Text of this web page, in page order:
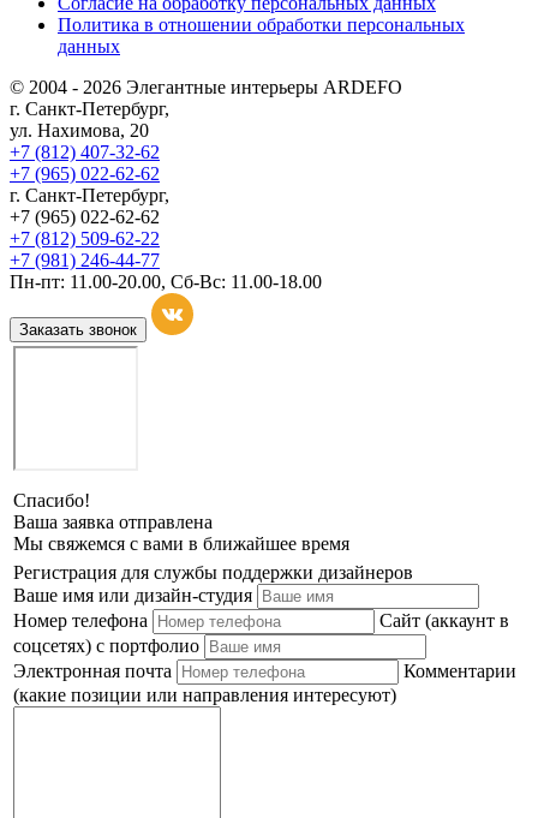
Политика в отношении обработки персональных
данных
© 2004 - 2026 Элегантные интерьеры ARDEFO
г. Санкт-Петербург,
ул. Нахимова, 20
+7 (812) 407-32-62
+7 (965) 022-62-62
г. Санкт-Петербург,
+7 (965) 022-62-62
+7 (812) 509-62-22
+7 (981) 246-44-77
Пн-пт: 11.00-20.00, Сб-Вс: 11.00-18.00
Заказать звонок
Спасибо!
Ваша заявка отправлена
Мы свяжемся с вами в ближайшее время
Регистрация для службы поддержки дизайнеров
Ваше имя или дизайн-студия
Номер телефона
Сайт (аккаунт в
соцсетях) с портфолио
Электронная почта
Комментарии
(какие позиции или направления интересуют)